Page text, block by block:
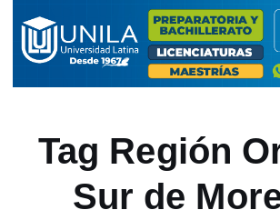
Tag Región
Sur de